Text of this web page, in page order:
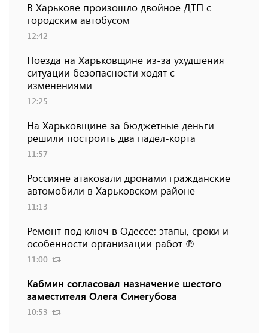
В Харькове произошло двойное ДТП с
городским автобусом
12:42
Поезда на Харьковщине из-за ухудшения
ситуации безопасности ходят с
изменениями
12:25
На Харьковщине за бюджетные деньги
решили построить два падел-корта
11:57
Россияне атаковали дронами гражданские
автомобили в Харьковском районе
11:13
Ремонт под ключ в Одессе: этапы, сроки и
особенности организации работ ℗
11:00
Кабмин согласовал назначение шестого
заместителя Олега Синегубова
10:53